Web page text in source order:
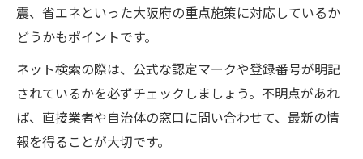
震、省エネといった大阪府の重点施策に対応しているか
どうかもポイントです。
ネット検索の際は、公式な認定マークや登録番号が明記
されているかを必ずチェックしましょう。不明点があれ
ば、直接業者や自治体の窓口に問い合わせて、最新の情
報を得ることが大切です。